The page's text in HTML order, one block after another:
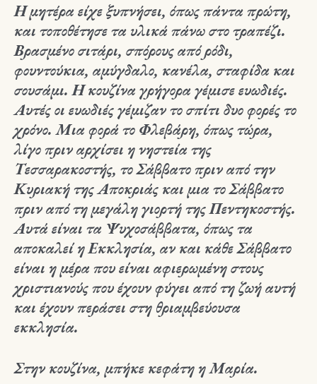
Η μητέρα είχε ξυπνήσει, όπως πάντα πρώτη,
και τοποθέτησε τα υλικά πάνω στο τραπέζι.
Βρασμένο σιτάρι, σπόρους από ρόδι,
φουντούκια, αμύγδαλο, κανέλα, σταφίδα και
σουσάμι. Η κουζίνα γρήγορα γέμισε ευωδιές.
Αυτές οι ευωδιές γέμιζαν το σπίτι δυο φορές το
χρόνο. Μια φορά το Φλεβάρη, όπως τώρα,
λίγο πριν αρχίσει η νηστεία της
Τεσσαρακοστής, το Σάββατο πριν από την
Κυριακή της Αποκριάς και μια το Σάββατο
πριν από τη μεγάλη γιορτή της Πεντηκοστής.
Αυτά είναι τα Ψυχοσάββατα, όπως τα
αποκαλεί η Εκκλησία, αν και κάθε Σάββατο
είναι η μέρα που είναι αφιερωμένη στους
χριστιανούς που έχουν φύγει από τη ζωή αυτή
και έχουν περάσει στη θριαμβεύουσα
εκκλησία.
Στην κουζίνα, μπήκε κεφάτη η Μαρία.